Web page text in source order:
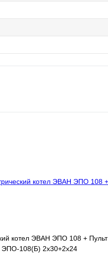
котел ЭВАН ЭПО 108 + Пульт
ЭПО-108(Б) 2х30+2х24